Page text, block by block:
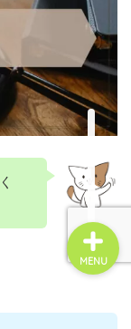
MENU
投資
貸経営